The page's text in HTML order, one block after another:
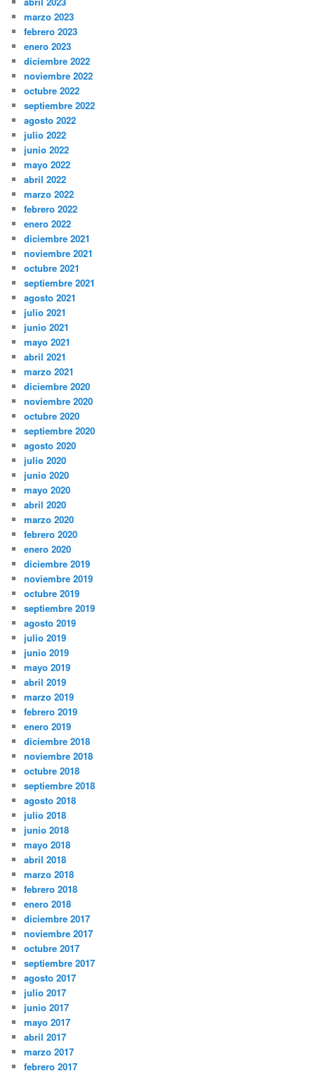
marzo 2023
febrero 2023
enero 2023
diciembre 2022
noviembre 2022
octubre 2022
septiembre 2022
agosto 2022
julio 2022
junio 2022
mayo 2022
abril 2022
marzo 2022
febrero 2022
enero 2022
diciembre 2021
noviembre 2021
octubre 2021
septiembre 2021
agosto 2021
julio 2021
junio 2021
mayo 2021
abril 2021
marzo 2021
diciembre 2020
noviembre 2020
octubre 2020
septiembre 2020
agosto 2020
julio 2020
junio 2020
mayo 2020
abril 2020
marzo 2020
febrero 2020
enero 2020
diciembre 2019
noviembre 2019
octubre 2019
septiembre 2019
agosto 2019
julio 2019
junio 2019
mayo 2019
abril 2019
marzo 2019
febrero 2019
enero 2019
diciembre 2018
noviembre 2018
octubre 2018
septiembre 2018
agosto 2018
julio 2018
junio 2018
mayo 2018
abril 2018
marzo 2018
febrero 2018
enero 2018
diciembre 2017
noviembre 2017
octubre 2017
septiembre 2017
agosto 2017
julio 2017
junio 2017
mayo 2017
abril 2017
marzo 2017
febrero 2017